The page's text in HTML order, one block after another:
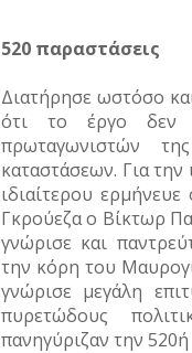
520 παραστάσεις
Διατήρησε ωστόσο
ότι το έργο δεν
πρωταγωνιστών
καταστάσεων. Για
ιδιαίτερου
Γκρούεζα ο Βίκτωρ
γνώρισε και
την κόρη του
γνώρισε μεγάλη
πυρετώδους
πανηγύριζαν την